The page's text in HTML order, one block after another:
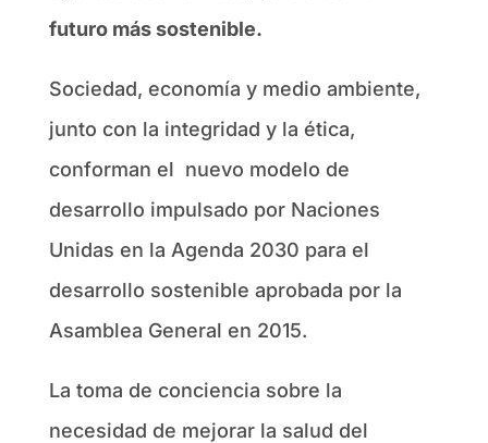
futuro más sostenible.
Sociedad, economía y medio ambiente,
junto con la integridad y la ética,
conforman el nuevo modelo de
desarrollo impulsado por Naciones
Unidas en la Agenda 2030 para el
desarrollo sostenible aprobada por la
Asamblea General en 2015.
La toma de conciencia sobre la
necesidad de mejorar la salud del